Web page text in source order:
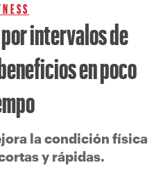
intervalos de
en poco
la condición física
y rápidas.